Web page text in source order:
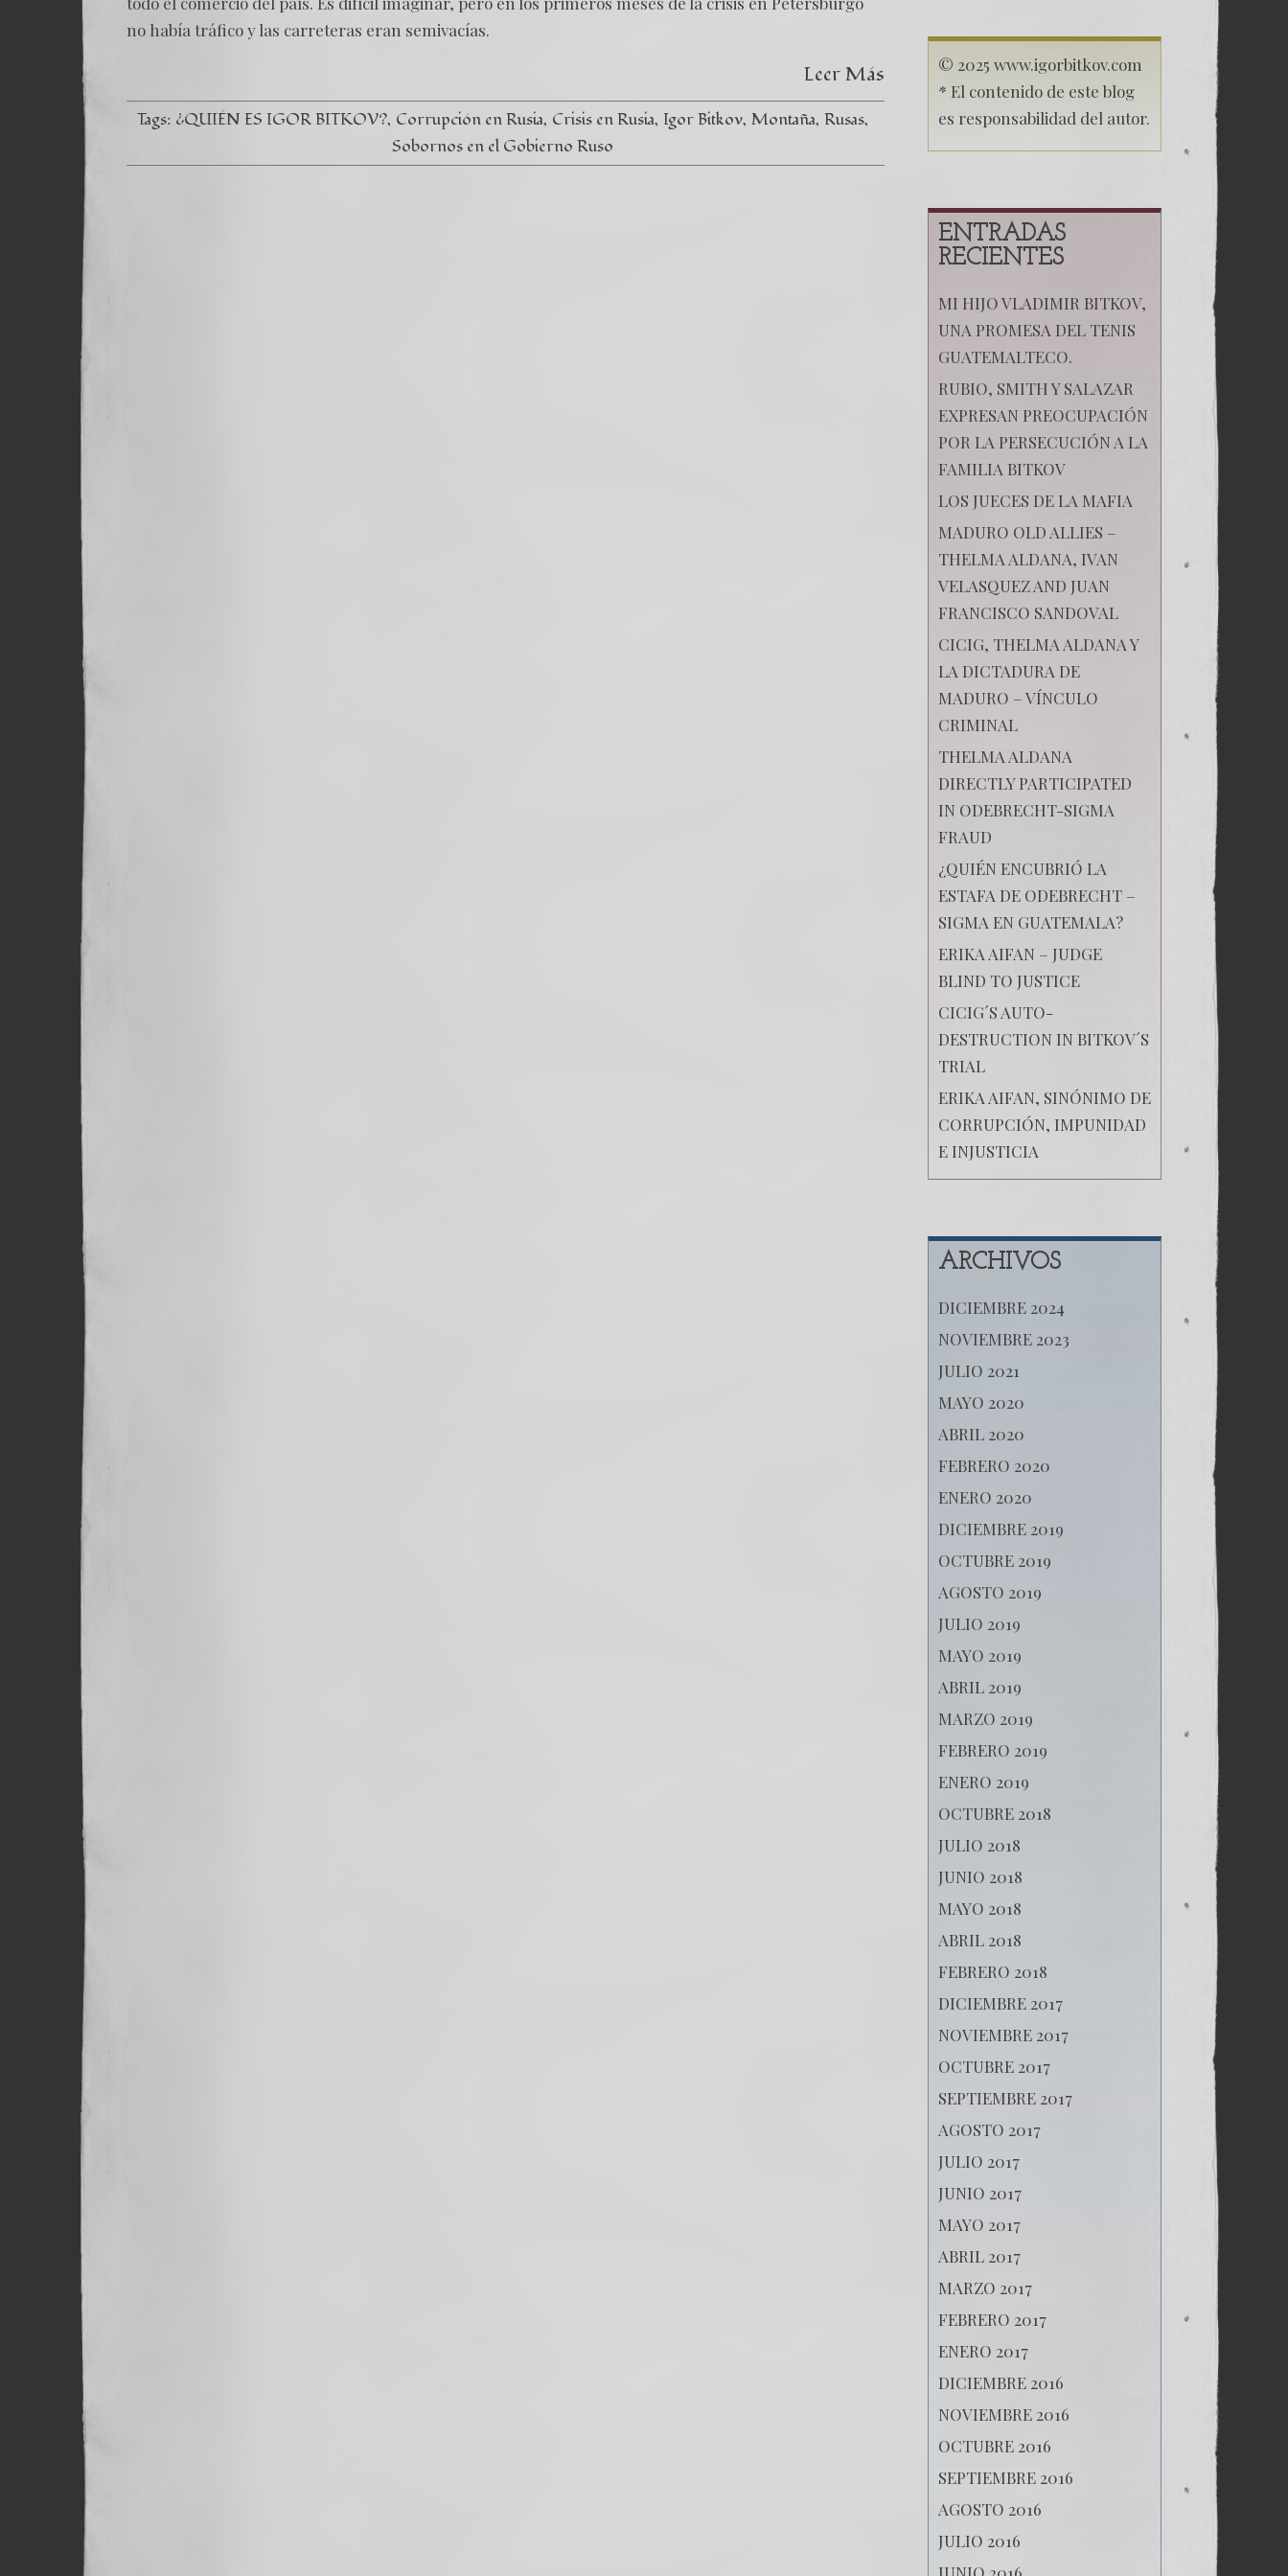
no había tráfico y las carreteras eran semivacías.
Leer Más
Tags: ¿QUIÉN ES IGOR BITKOV? Corrupción en Rusia Crisis en Rusia Igor Bitkov Montaña Rusas
Sobornos en el Gobierno Ruso
© 2025 www.igorbitkov.com
* El contenido de este blog
es responsabilidad del autor.
ENTRADAS
RECIENTES
MI HIJO VLADIMIR BITKOV,
UNA PROMESA DEL TENIS
GUATEMALTECO.
RUBIO, SMITH Y SALAZAR
EXPRESAN PREOCUPACIÓN
POR LA PERSECUCIÓN A LA
FAMILIA BITKOV
LOS JUECES DE LA MAFIA
MADURO OLD ALLIES –
THELMA ALDANA, IVAN
VELASQUEZ AND JUAN
FRANCISCO SANDOVAL
CICIG, THELMA ALDANA Y
LA DICTADURA DE
MADURO – VÍNCULO
CRIMINAL
THELMA ALDANA
DIRECTLY PARTICIPATED
IN ODEBRECHT-SIGMA
FRAUD
¿QUIÉN ENCUBRIÓ LA
ESTAFA DE ODEBRECHT –
SIGMA EN GUATEMALA?
ERIKA AIFAN – JUDGE
BLIND TO JUSTICE
CICIG´S AUTO-
DESTRUCTION IN BITKOV´S
TRIAL
ERIKA AIFAN, SINÓNIMO DE
CORRUPCIÓN, IMPUNIDAD
E INJUSTICIA
ARCHIVOS
DICIEMBRE 2024
NOVIEMBRE 2023
JULIO 2021
MAYO 2020
ABRIL 2020
FEBRERO 2020
ENERO 2020
DICIEMBRE 2019
OCTUBRE 2019
AGOSTO 2019
JULIO 2019
MAYO 2019
ABRIL 2019
MARZO 2019
FEBRERO 2019
ENERO 2019
OCTUBRE 2018
JULIO 2018
JUNIO 2018
MAYO 2018
ABRIL 2018
FEBRERO 2018
DICIEMBRE 2017
NOVIEMBRE 2017
OCTUBRE 2017
SEPTIEMBRE 2017
AGOSTO 2017
JULIO 2017
JUNIO 2017
MAYO 2017
ABRIL 2017
MARZO 2017
FEBRERO 2017
ENERO 2017
DICIEMBRE 2016
NOVIEMBRE 2016
OCTUBRE 2016
SEPTIEMBRE 2016
AGOSTO 2016
JULIO 2016